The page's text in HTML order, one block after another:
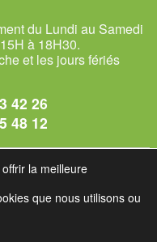
du Lundi au Samedi
à 18H30.
et les jours fériés
42 26
48 12
Chats
sur-la-Lys.
C.G.U
la meilleure
que nous utilisons ou